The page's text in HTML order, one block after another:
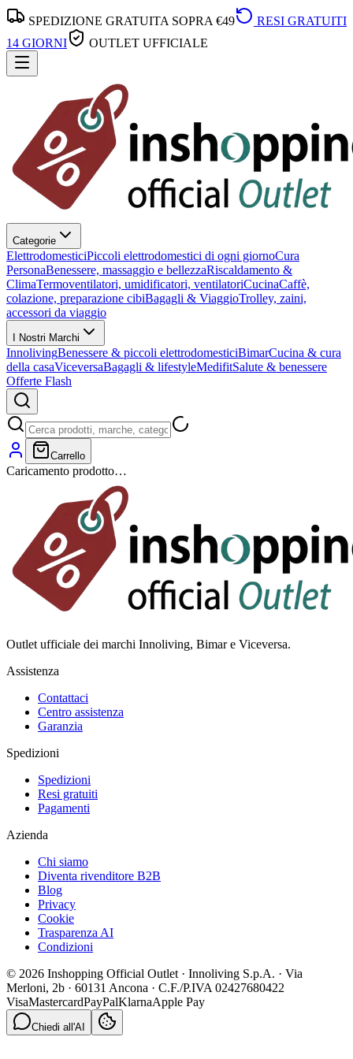
SPEDIZIONE GRATUITA SOPRA €49
RESI GRATUITI
14 GIORNI
OUTLET UFFICIALE
Categorie
ElettrodomesticiPiccoli elettrodomestici di ogni giornoCura
PersonaBenessere, massaggio e bellezzaRiscaldamento &
ClimaTermoventilatori, umidificatori, ventilatoriCucinaCaffè,
colazione, preparazione cibiBagagli & ViaggioTrolley, zaini,
accessori da viaggio
I Nostri Marchi
InnolivingBenessere & piccoli elettrodomesticiBimarCucina & cura
della casaViceversaBagagli & lifestyleMedifitSalute & benessere
Offerte Flash
Carrello
Caricamento prodotto…
Outlet ufficiale dei marchi Innoliving, Bimar e Viceversa.
Assistenza
Contattaci
Centro assistenza
Garanzia
Spedizioni
Spedizioni
Resi gratuiti
Pagamenti
Azienda
Chi siamo
Diventa rivenditore B2B
Blog
Privacy
Cookie
Trasparenza AI
Condizioni
© 2026 Inshopping Official Outlet · Innoliving S.p.A. · Via
Merloni, 2b · 60131 Ancona · C.F./P.IVA 02427680422
VisaMastercardPayPalKlarnaApple Pay
Chiedi all'AI